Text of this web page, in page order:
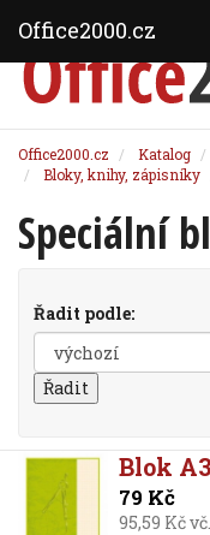
Office2000.cz Katalog
Bloky, knihy, zápisníky
Speciální
Řadit podle:
Blok
79 Kč
95,59 Kč
Office2000.cz